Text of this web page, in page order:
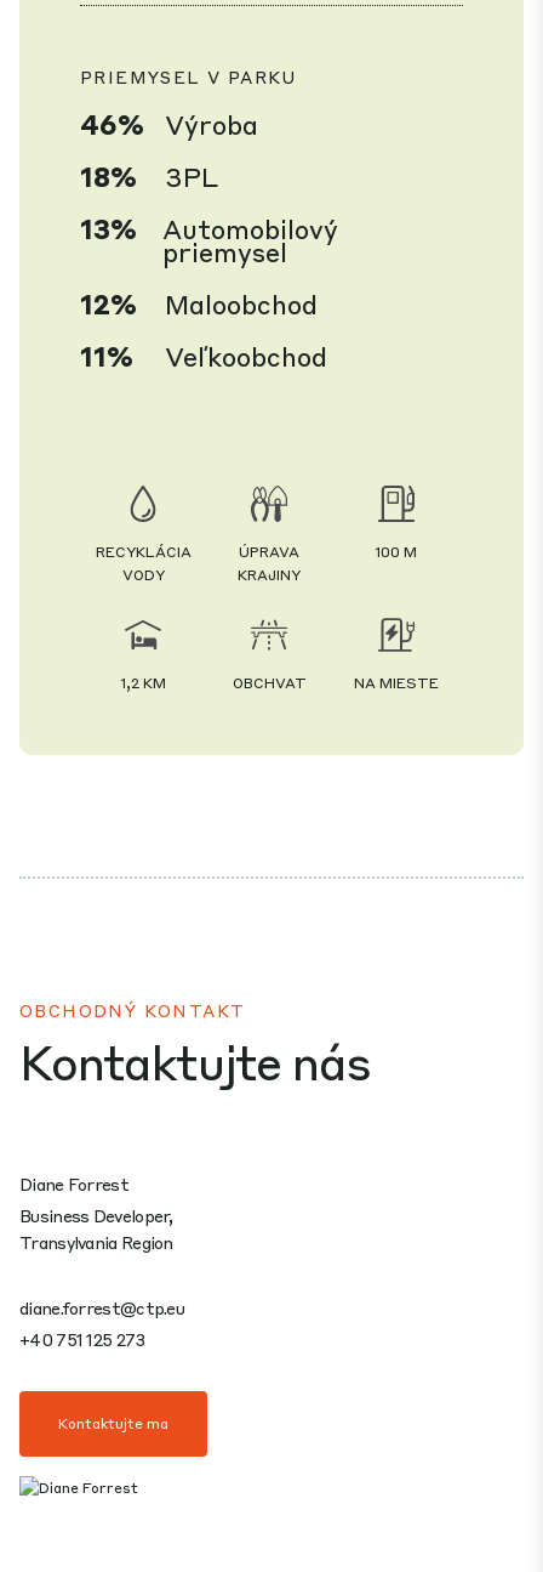
PRIEMYSEL V PARKU
46%
Výroba
18%
3PL
13%
Automobilový
priemysel
12%
Maloobchod
11%
Veľkoobchod
RECYKLÁCIA
VODY
ÚPRAVA
KRAJINY
100 M
1,2 KM OBCHVAT NA MIESTE
OBCHODNÝ KONTAKT
Kontaktujte nás
Diane Forrest
Business Developer,
Transylvania Region
diane.forrest@ctp.eu
+40 751 125 273
Kontaktujte ma